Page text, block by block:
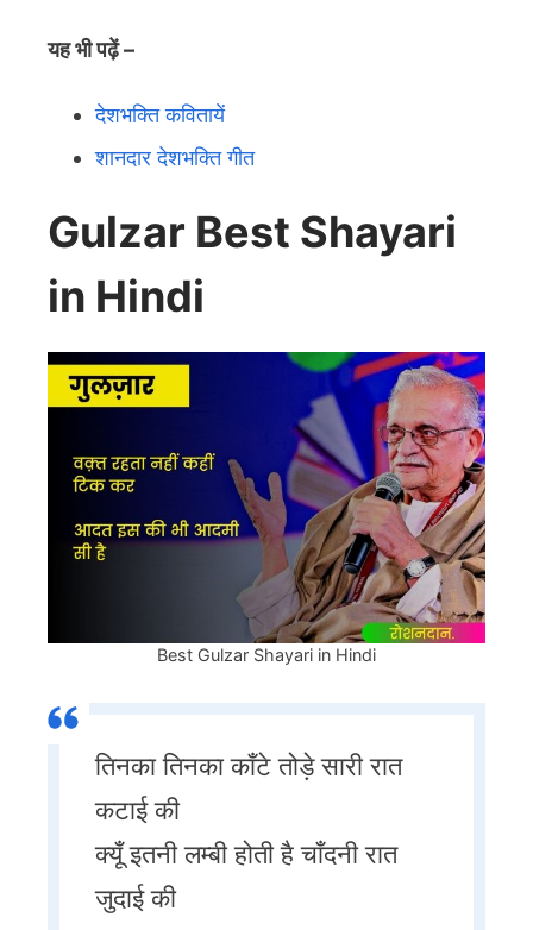
यह भी पढ़ें –
देशभक्ति कवितायें
शानदार देशभक्ति गीत
Gulzar Best Shayari
in Hindi
Best Gulzar Shayari in Hindi
तिनका तिनका काँटे तोड़े सारी रात
कटाई की
क्यूँ इतनी लम्बी होती है चाँदनी रात
जुदाई की